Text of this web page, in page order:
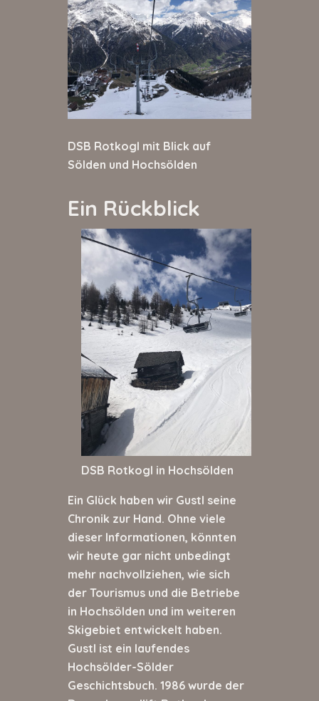
DSB Rotkogl mit Blick auf
Sölden und Hochsölden
Ein Rückblick
DSB Rotkogl in Hochsölden
Ein Glück haben wir Gustl seine
Chronik zur Hand. Ohne viele
dieser Informationen, könnten
wir heute gar nicht unbedingt
mehr nachvollziehen, wie sich
der Tourismus und die Betriebe
in Hochsölden und im weiteren
Skigebiet entwickelt haben.
Gustl ist ein laufendes
Hochsölder-Sölder
Geschichtsbuch. 1986 wurde der